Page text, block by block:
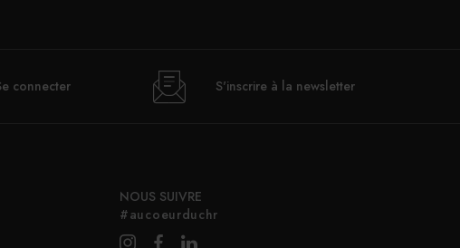
connecter S'inscrire à la newsletter
NOUS SUIVRE
#aucoeurduchr